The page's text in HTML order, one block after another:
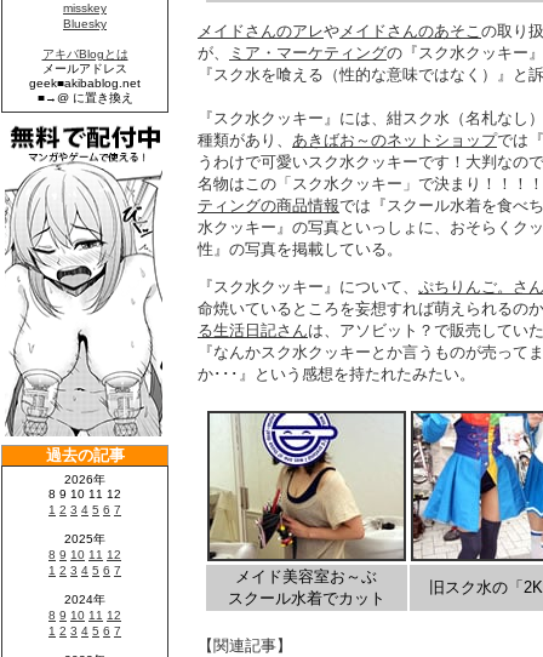
メイドさんのアレやメイドさんのあそこ の取り
が、
ミア・マーケティングの『スク水クッキー
『スク水を喰える（性的な意味ではなく）』と
『スク水クッキー』には、紺スク水（名札なし
種類があり、 あきばお～のネットショップでは
うわけで可愛いスク水クッキーです！大判なの
名物はこの「スク水クッキー」で決まり！！！
ティングの商品情報では『スクール水着を食べ
水クッキー』の写真といっしょに、おそらくク
性』の写真を掲載している。
『スク水クッキー』について、 ぷちりんご。さん
命焼いているところを妄想すれば萌えられるの
る生活日記さんは、アソビット？で販売してい
『なんかスク水クッキーとか言うものが売って
か･･･』という感想を持たれたみたい。
メイド美容室お～ぶ
スクール水着でカット
旧スク水の「
【関連記事】